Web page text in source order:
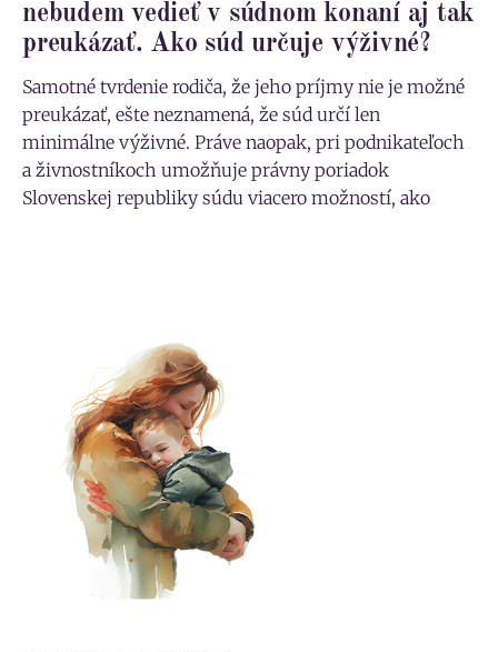
nebudem vedieť v súdnom konaní aj tak
preukázať. Ako súd určuje výživné?
Samotné tvrdenie rodiča, že jeho príjmy nie je možné
preukázať, ešte neznamená, že súd určí len
minimálne výživné. Práve naopak, pri podnikateľoch
a živnostníkoch umožňuje právny poriadok
Slovenskej republiky súdu viacero možností, ako